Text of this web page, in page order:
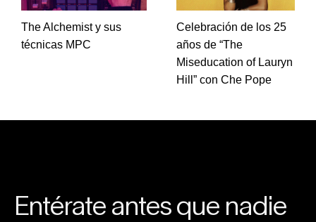
The Alchemist y sus
técnicas MPC
Celebración de los 25
años de “The
Miseducation of Lauryn
Hill” con Che Pope
Entérate antes que nadie